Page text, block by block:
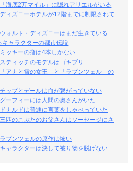
海底2万マイル」に隠れアリエルがいる
ィズニーホテルが12階までに制限されて
ォルト・ディズニーはまだ生きている
ャラクターの都市伝説
ッキーの指は4本しかない
ティッチのモデルはゴキブリ
アナと雪の女王」と「ラプンツェル」の
ップとデールは血が繋がっていない
ーフィーには人間の奥さんがいた
ナルドは普通に言葉をしゃべっていた
匹のこぶたのお父さんはソーセージにさ
プンツェルの原作は怖い
ャラクターは決して被り物を脱げない